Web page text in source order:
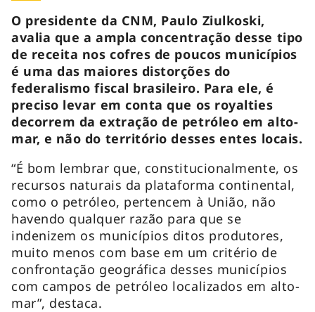
O presidente da CNM, Paulo Ziulkoski,
avalia que a ampla concentração desse tipo
de receita nos cofres de poucos municípios
é uma das maiores distorções do
federalismo fiscal brasileiro. Para ele, é
preciso levar em conta que os royalties
decorrem da extração de petróleo em alto-
mar, e não do território desses entes locais.
“É bom lembrar que, constitucionalmente, os
recursos naturais da plataforma continental,
como o petróleo, pertencem à União, não
havendo qualquer razão para que se
indenizem os municípios ditos produtores,
muito menos com base em um critério de
confrontação geográfica desses municípios
com campos de petróleo localizados em alto-
mar”, destaca.